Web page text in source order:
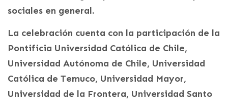
sociales en general.
La celebración cuenta con la participación de la
Pontificia Universidad Católica de Chile,
Universidad Autónoma de Chile, Universidad
Católica de Temuco, Universidad Mayor,
Universidad de la Frontera, Universidad Santo